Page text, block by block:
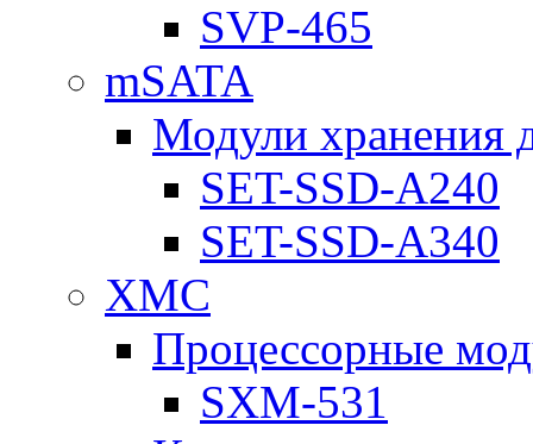
SVP-465
mSATA
Модули хранения
SET-SSD-A240
SET-SSD-A340
XMC
Процессорные
SXM-531